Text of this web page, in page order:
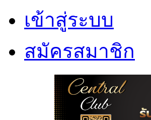
เข้าสู่ระบบ
สมัครสมาชิก